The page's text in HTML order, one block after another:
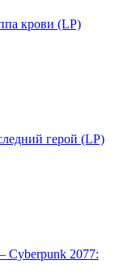
крови (LP)
герой (LP)
Cyberpunk 2077: